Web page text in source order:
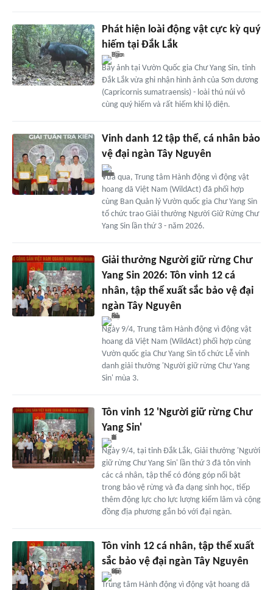
Phát hiện loài động vật cực kỳ quý
hiếm tại Đắk Lắk
Bẫy ảnh tại Vườn Quốc gia Chư Yang Sin, tỉnh
Đắk Lắk vừa ghi nhận hình ảnh của Sơn dương
(Capricornis sumatraensis) - loài thú núi vô
cùng quý hiếm và rất hiếm khi lộ diện.
Vinh danh 12 tập thể, cá nhân bảo
vệ đại ngàn Tây Nguyên
Vừa qua, Trung tâm Hành động vì động vật
hoang dã Việt Nam (WildAct) đã phối hợp
cùng Ban Quản lý Vườn quốc gia Chư Yang Sin
tổ chức trao Giải thưởng Người Giữ Rừng Chư
Yang Sin lần thứ 3 - năm 2026.
Giải thưởng Người giữ rừng Chư
Yang Sin 2026: Tôn vinh 12 cá
nhân, tập thể xuất sắc bảo vệ đại
ngàn Tây Nguyên
Ngày 9/4, Trung tâm Hành động vì động vật
hoang dã Việt Nam (WildAct) phối hợp cùng
Vườn quốc gia Chư Yang Sin tổ chức Lễ vinh
danh giải thưởng 'Người giữ rừng Chư Yang
Sin' mùa 3.
Tôn vinh 12 'Người giữ rừng Chư
Yang Sin'
Ngày 9/4, tại tỉnh Đắk Lắk, Giải thưởng 'Người
giữ rừng Chư Yang Sin' lần thứ 3 đã tôn vinh
các cá nhân, tập thể có đóng góp nổi bật
trong bảo vệ rừng và đa dạng sinh học, tiếp
thêm động lực cho lực lượng kiểm lâm và cộng
đồng địa phương gắn bó với đại ngàn.
Tôn vinh 12 cá nhân, tập thể xuất
sắc bảo vệ đại ngàn Tây Nguyên
Trung tâm Hành động vì động vật hoang dã